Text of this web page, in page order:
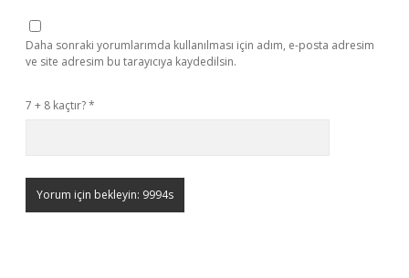
Daha sonraki yorumlarımda kullanılması için adım, e-posta adresim
ve site adresim bu tarayıcıya kaydedilsin.
7 + 8 kaçtır?*